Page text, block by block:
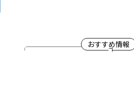
おすすめ情報